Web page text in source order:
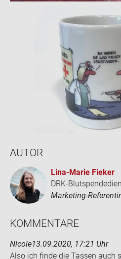
AUTOR
Lina-​Marie Fie­ker
DRK-
Marketing-
KOM­MEN­TA­RE
Nicole13.09.2020, 17:21 Uhr
Also ich finde die Tas­sen auch